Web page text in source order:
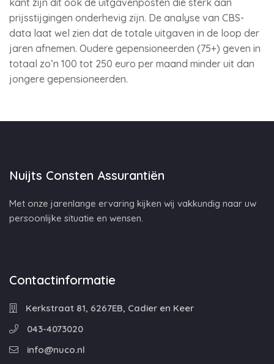
kant zijn dit ook de uitgavenposten die sterk aan
prijsstijgingen onderhevig zijn. De analyse van CBS-
data laat wel zien dat de totale uitgaven in de loop der
jaren afnemen. Oudere gepensioneerden (75+) geven in
totaal zo’n 100 tot 250 euro per maand minder uit dan
jongere gepensioneerden.
Nuijts Consten Assurantiën
Met onze jarenlange ervaring kijken wij vakkundig naar uw
persoonlijke situatie en wensen.
Contactinformatie
Kerkstraat 81, 6267EB, Cadier en Keer
043-4073020
info@nuco.nl